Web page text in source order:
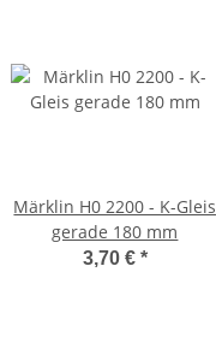
Märklin H0 2200 - K-Gleis
gerade 180 mm
3,70 € *